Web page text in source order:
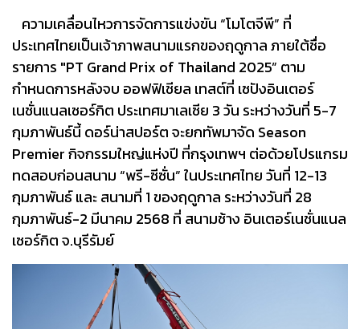
ความเคลื่อนไหวการจัดการแข่งขัน “โมโตจีพี” ที่
ประเทศไทยเป็นเจ้าภาพสนามแรกของฤดูกาล ภายใต้ชื่อ
รายการ "PT Grand Prix of Thailand 2025” ตาม
กำหนดการหลังจบ ออฟฟิเชียล เทสต์ที่ เซปังอินเตอร์
เนชั่นแนลเซอร์กิต ประเทศมาเลเซีย 3 วัน ระหว่างวันที่ 5-7
กุมภาพันธ์นี้ ดอร์น่าสปอร์ต จะยกทัพมาจัด Season
Premier กิจกรรมใหญ่แห่งปี ที่กรุงเทพฯ ต่อด้วยโปรแกรม
ทดสอบก่อนสนาม “พรี-ซีซั่น” ในประเทศไทย วันที่ 12-13
กุมภาพันธ์ และ สนามที่ 1 ของฤดูกาล ระหว่างวันที่ 28
กุมภาพันธ์-2 มีนาคม 2568 ที่ สนามช้าง อินเตอร์เนชั่นแนล
เซอร์กิต จ.บุรีรัมย์